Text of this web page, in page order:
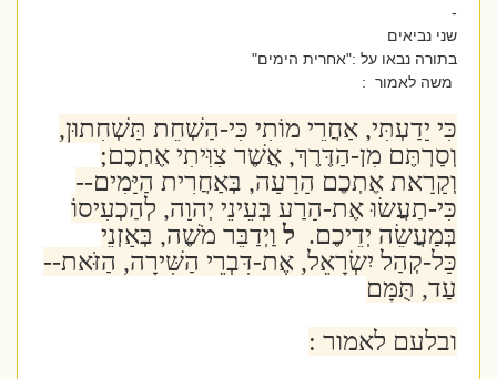
שני נביאים
בתורה נבאו על :"אחרית הימים"
משה לאמור :
כִּי יָדַעְתִּי, אַחֲרֵי מוֹתִי כִּי-הַשְׁחֵת תַּשְׁחִתוּן,
וְסַרְתֶּם מִן-הַדֶּרֶךְ, אֲשֶׁר צִוִּיתִי אֶתְכֶם;
וְקָרָאת אֶתְכֶם הָרָעָה, בְּאַחֲרִית הַיָּמִים--
כִּי-תַעֲשׂוּ אֶת-הָרַע בְּעֵינֵי יְהוָה, לְהַכְעִיסוֹ
בְּמַעֲשֵׂה יְדֵיכֶם.ל וַיְדַבֵּר מֹשֶׁה, בְּאָזְנֵי
כָּל-קְהַל יִשְׂרָאֵל, אֶת-דִּבְרֵי הַשִּׁירָה, הַזֹּאת--
עַד, תֻּמָּם
ובלעם לאמור :